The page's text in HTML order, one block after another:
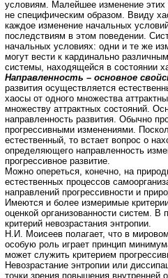
условиям. Малейшее изменение
не специфическим образом. Ввиду
каждое изменение начальных
последствиям в этом поведении.
начальных условиях: одни и те же
могут вести к кардинально
системы, находящейся в состоянии
Направленность – основное
развития осуществляется
хаосы от одного множества
множеству аттрактных состояний.
направленность развития. Обычно
прогрессивными изменениями.
естественный, то встает вопрос о
определяющего направленность
прогрессивное развитие.
Можно опереться, конечно, на
естественных процессов
направлений прогрессивности и
Имеются и более измеримые
оценкой организованности систем. В
критерий невозрастания энтропии.
Н.И. Моисеев полагает, что в
особую роль играет принцип
может служить критерием
Невозрастание энтропии или
точки зрения повышения внутренней